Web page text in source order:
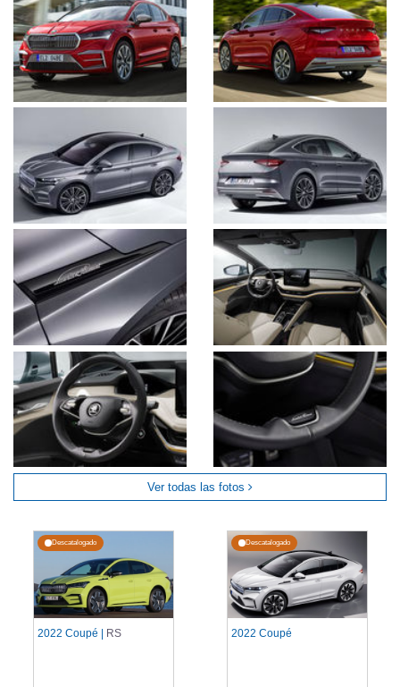
Ver todas las fotos
Descatalogado
2022 Coupé | RS
Descatalogado
2022 Coupé